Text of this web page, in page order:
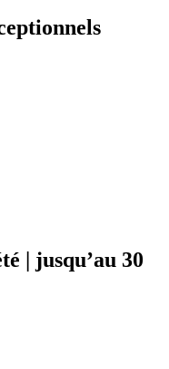
| jusqu’au 30